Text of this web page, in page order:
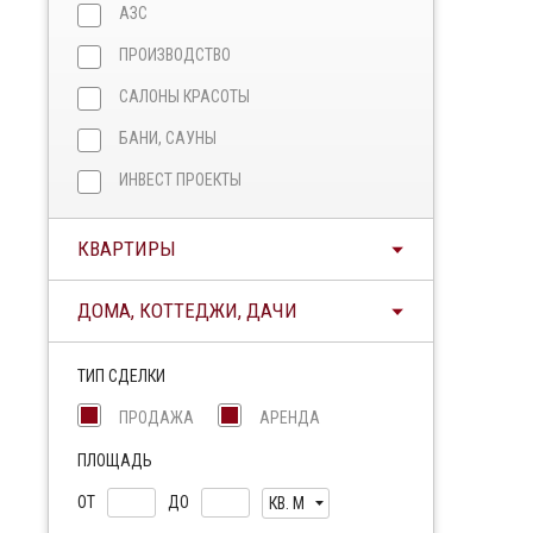
АЗС
ПРОИЗВОДСТВО
САЛОНЫ КРАСОТЫ
БАНИ, САУНЫ
ИНВЕСТ ПРОЕКТЫ
КВАРТИРЫ
ДОМА, КОТТЕДЖИ, ДАЧИ
ТИП СДЕЛКИ
ПРОДАЖА АРЕНДА
ПЛОЩАДЬ
ОТ ДО КВ. М